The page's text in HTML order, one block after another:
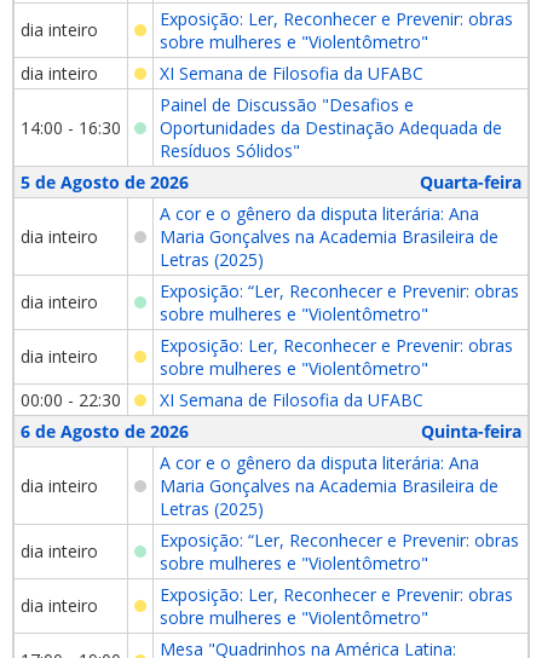
dia inteiro
Exposição: Ler, Reconhecer e Prevenir: obras
sobre mulheres e "Violentômetro"
dia inteiro
XI Semana de Filosofia da UFABC
14:00 - 16:30
Painel de Discussão "Desafios e
Oportunidades da Destinação Adequada de
Resíduos Sólidos"
5 de Agosto de 2026
Quarta-feira
dia inteiro
A cor e o gênero da disputa literária: Ana
Maria Gonçalves na Academia Brasileira de
Letras (2025)
dia inteiro
Exposição: “Ler, Reconhecer e Prevenir: obras
sobre mulheres e "Violentômetro"
dia inteiro
Exposição: Ler, Reconhecer e Prevenir: obras
sobre mulheres e "Violentômetro"
00:00 - 22:30
XI Semana de Filosofia da UFABC
6 de Agosto de 2026
Quinta-feira
dia inteiro
A cor e o gênero da disputa literária: Ana
Maria Gonçalves na Academia Brasileira de
Letras (2025)
dia inteiro
Exposição: “Ler, Reconhecer e Prevenir: obras
sobre mulheres e "Violentômetro"
dia inteiro
Exposição: Ler, Reconhecer e Prevenir: obras
sobre mulheres e "Violentômetro"
Mesa "Quadrinhos na América Latina: